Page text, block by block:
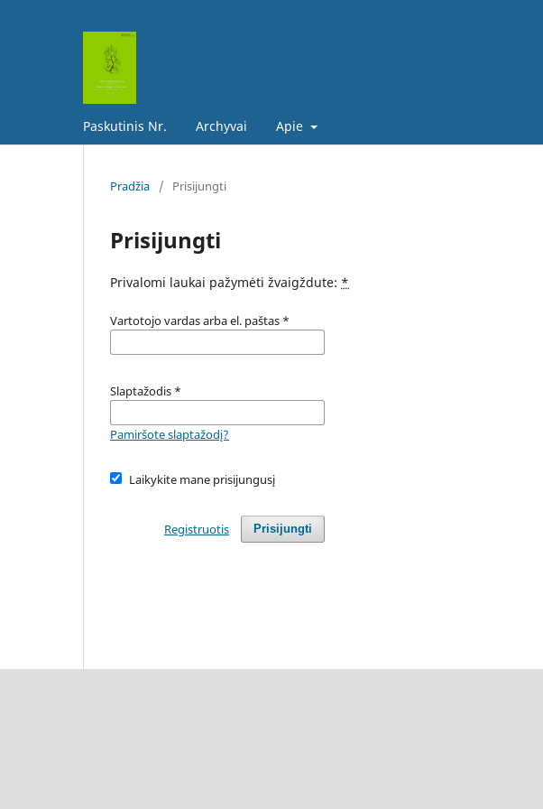
Paskutinis Nr. Archyvai Apie
Pradžia / Prisijungti
Prisijungti
Privalomi laukai pažymėti žvaigždute: *
Vartotojo vardas arba el. paštas *
Slaptažodis *
Pamiršote slaptažodį?
Laikykite mane prisijungusį
Prisijungti
Registruotis